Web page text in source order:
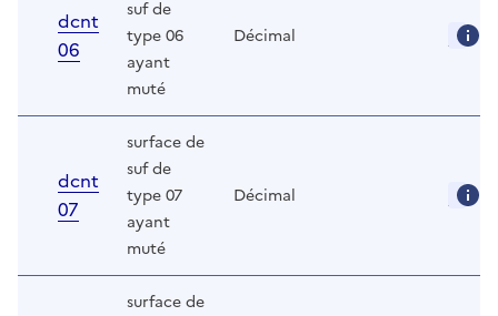
dcnt
06
suf de
type 06
ayant
muté
Décimal
dcnt
07
surface de
suf de
type 07
ayant
muté
Décimal
surface de